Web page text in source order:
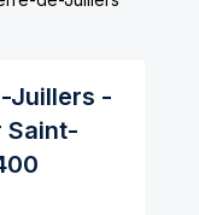
Juillers -
Saint-